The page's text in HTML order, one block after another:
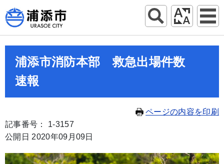
浦添市消防本部 救急出場件数
速報
ページの内容を印刷
記事番号： 1-3157
公開日 2020年09月09日